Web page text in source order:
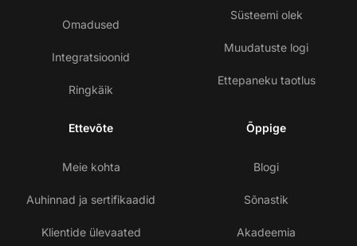
Omadused
Integratsioonid
Ringkäik
Süsteemi olek
Muudatuste logi
Ettepaneku taotlus
Ettevõte
Meie kohta
Auhinnad ja sertifikaadid
Klientide ülevaated
Õppige
Blogi
Sõnastik
Akadeemia